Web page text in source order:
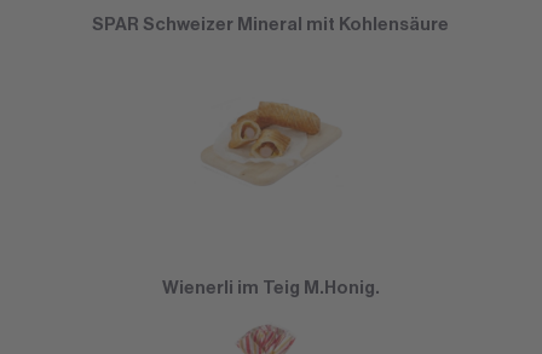
SPAR Schweizer Mineral mit Kohlensäure
Wienerli im Teig M.Honig.